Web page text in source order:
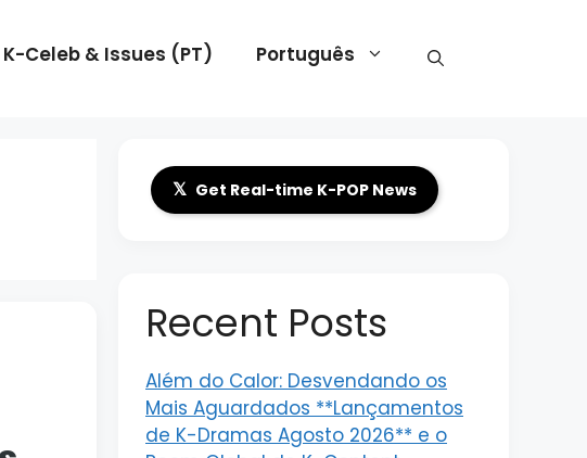
K-Celeb & Issues (PT) Português
𝕏 Get Real-time K-POP News
Recent Posts
Além do Calor: Desvendando os
Mais Aguardados **Lançamentos
de K-Dramas Agosto 2026** e o